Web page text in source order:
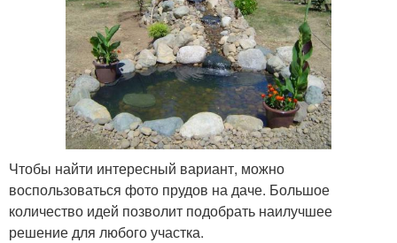
Чтобы найти интересный вариант, можно
воспользоваться фото прудов на даче. Большое
количество идей позволит подобрать наилучшее
решение для любого участка.